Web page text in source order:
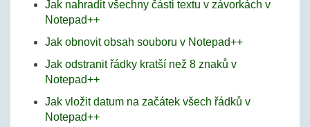
Jak nahradit všechny části textu v závorkách v
Notepad++
Jak obnovit obsah souboru v Notepad++
Jak odstranit řádky kratší než 8 znaků v
Notepad++
Jak vložit datum na začátek všech řádků v
Notepad++